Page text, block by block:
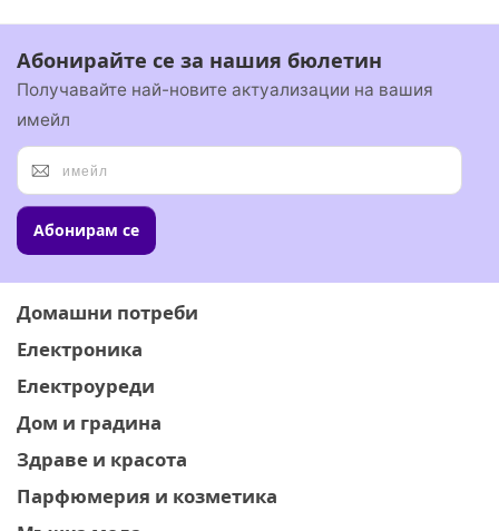
Абонирайте се за нашия бюлетин
Получавайте най-новите актуализации на вашия
имейл
Абонирам се
Домашни потреби
Електроника
Електроуреди
Дом и градина
Здраве и красота
Парфюмерия и козметика